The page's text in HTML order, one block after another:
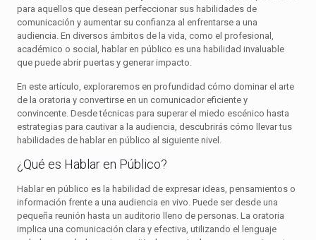
para aquellos que desean perfeccionar sus habilidades de
comunicación y aumentar su confianza al enfrentarse a una
audiencia. En diversos ámbitos de la vida, como el profesional,
académico o social, hablar en público es una habilidad invaluable
que puede abrir puertas y generar impacto.
En este artículo, exploraremos en profundidad cómo dominar el arte
de la oratoria y convertirse en un comunicador eficiente y
convincente. Desde técnicas para superar el miedo escénico hasta
estrategias para cautivar a la audiencia, descubrirás cómo llevar tus
habilidades de hablar en público al siguiente nivel.
¿Qué es Hablar en Público?
Hablar en público es la habilidad de expresar ideas, pensamientos o
información frente a una audiencia en vivo. Puede ser desde una
pequeña reunión hasta un auditorio lleno de personas. La oratoria
implica una comunicación clara y efectiva, utilizando el lenguaje